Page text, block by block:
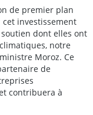
de premier plan
investissement
dont elles ont
notre
Moroz. Ce
de
contribuera à